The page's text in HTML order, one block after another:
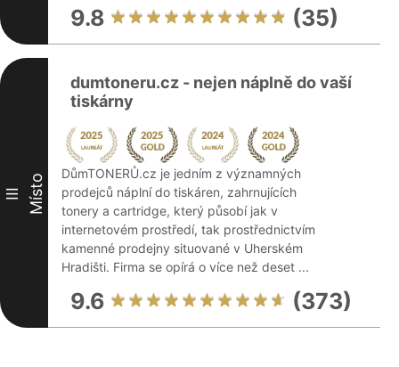
9.8 (35)
III Místo
dumtoneru.cz - nejen náplně do vaší
tiskárny
DůmTONERŮ.cz je jedním z významných
prodejců náplní do tiskáren, zahrnujících
tonery a cartridge, který působí jak v
internetovém prostředí, tak prostřednictvím
kamenné prodejny situované v Uherském
Hradišti. Firma se opírá o více než deset ...
9.6 (373)